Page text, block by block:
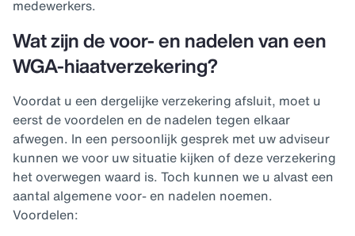
medewerkers.
Wat zijn de voor- en nadelen van een
WGA-hiaatverzekering?
Voordat u een dergelijke verzekering afsluit, moet u
eerst de voordelen en de nadelen tegen elkaar
afwegen. In een persoonlijk gesprek met uw adviseur
kunnen we voor uw situatie kijken of deze verzekering
het overwegen waard is. Toch kunnen we u alvast een
aantal algemene voor- en nadelen noemen.
Voordelen: